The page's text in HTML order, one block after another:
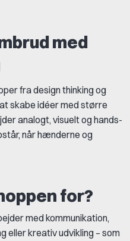
med
fra design thinking og
skabe idéer med større
analogt, visuelt og hands-
når hænderne og
for?
med kommunikation,
eller kreativ udvikling – som